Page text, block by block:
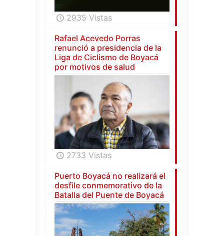
2935 Vistas
Rafael Acevedo Porras
renunció a presidencia de la
Liga de Ciclismo de Boyacá
por motivos de salud
2733 Vistas
Puerto Boyacá no realizará el
desfile conmemorativo de la
Batalla del Puente de Boyacá